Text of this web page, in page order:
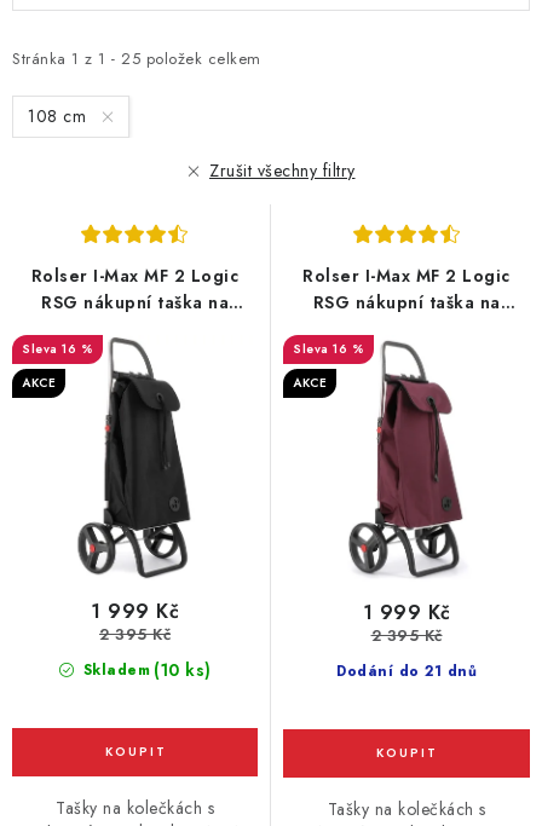
i
s
p
t
ů
Stránka 1 z 1 - 25 položek celkem
e
n
í
k
t
ů
108 cm
Zrušit všechny filtry
Rolser I-Max MF 2 Logic
RSG nákupní taška na
velkých kolečkách, černá
16 %
AKCE
Skladem (10 ks)
1 999 Kč
2 395 Kč
Tašky na kolečkách s
Rolser I-Max MF 2 Logic
RSG nákupní taška na
velkých kolečkách, bordó
16 %
AKCE
Dodání do 21 dnů
1 999 Kč
2 395 Kč
Tašky na kolečkách s